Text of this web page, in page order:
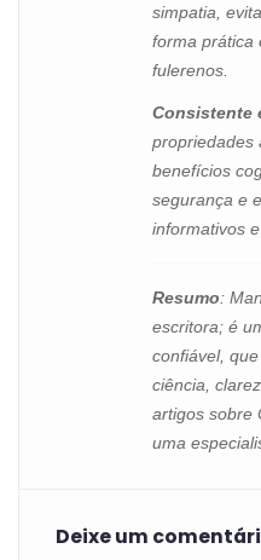
simpatia,
forma prática
fulerenos.
Consistente
propriedades
benefícios
segurança e
informativos
Resumo:
escritora; é
confiável,
ciência,
artigos sobre
uma
Deixe um